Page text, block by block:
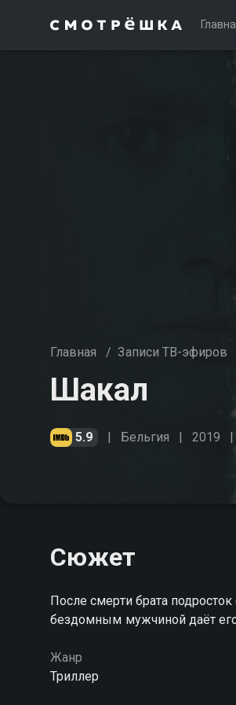
Главная / Записи ТВ-эфиров
Шакал
5.9 Бельгия 2019
Сюжет
После смерти брата
бездомным мужчиной даёт
Жанр
Триллер